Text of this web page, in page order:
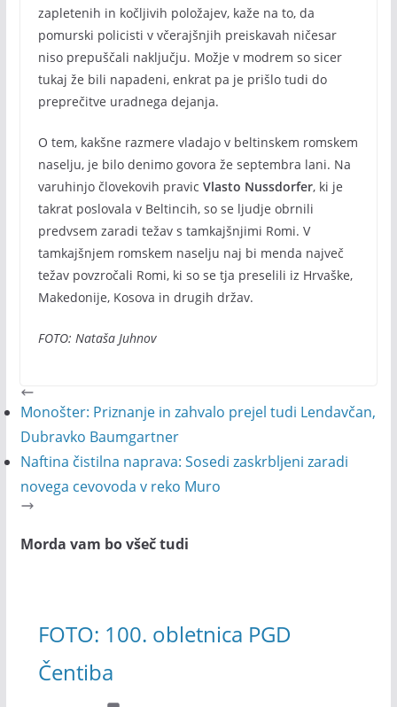
zapletenih in kočljivih položajev, kaže na to, da
pomurski policisti v včerajšnjih preiskavah ničesar
niso prepuščali naključju. Možje v modrem so sicer
tukaj že bili napadeni, enkrat pa je prišlo tudi do
preprečitve uradnega dejanja.
O tem, kakšne razmere vladajo v beltinskem romskem
naselju, je bilo denimo govora že septembra lani. Na
varuhinjo človekovih pravic Vlasto Nussdorfer, ki je
takrat poslovala v Beltincih, so se ljudje obrnili
predvsem zaradi težav s tamkajšnjimi Romi. V
tamkajšnjem romskem naselju naj bi menda največ
težav povzročali Romi, ki so se tja preselili iz Hrvaške,
Makedonije, Kosova in drugih držav.
FOTO: Nataša Juhnov
Monošter: Priznanje in zahvalo prejel tudi Lendavčan,
Dubravko Baumgartner
Naftina čistilna naprava: Sosedi zaskrbljeni zaradi
novega cevovoda v reko Muro
Morda vam bo všeč tudi
FOTO: 100. obletnica PGD
Čentiba